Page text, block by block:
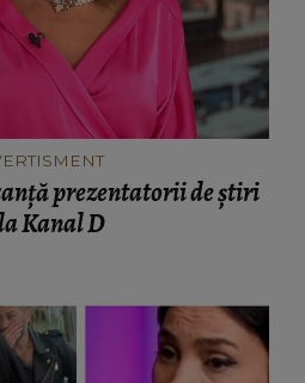
prezentatorii de știri
Kanal D